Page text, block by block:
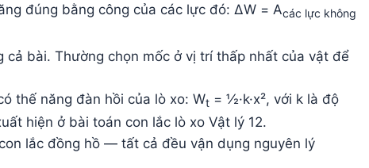
đúng bằng công của các lực đó: ΔW = Acác lực không
bài. Thường chọn mốc ở vị trí thấp nhất của vật để
thế năng đàn hồi của lò xo: Wt = ½·k·x², với k là độ
hiện ở bài toán con lắc lò xo Vật lý 12.
lắc đồng hồ — tất cả đều vận dụng nguyên lý